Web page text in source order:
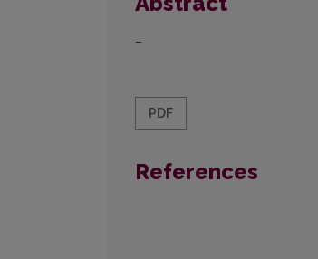
–
PDF
References